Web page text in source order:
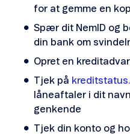
for at gemme en
Spær dit NemID og
din bank om
Opret en
Tjek på
låneaftaler i dit
genkende
Tjek din konto og